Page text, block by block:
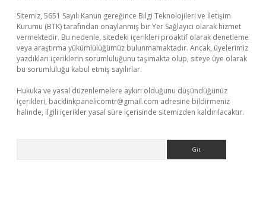
Sitemiz, 5651 Sayılı Kanun gereğince Bilgi Teknolojileri ve İletişim
Kurumu (BTK) tarafından onaylanmış bir Yer Sağlayıcı olarak hizmet
vermektedir. Bu nedenle, sitedeki içerikleri proaktif olarak denetleme
veya araştırma yükümlülüğümüz bulunmamaktadır. Ancak, üyelerimiz
yazdıkları içeriklerin sorumluluğunu taşımakta olup, siteye üye olarak
bu sorumluluğu kabul etmiş sayılırlar.
Hukuka ve yasal düzenlemelere aykırı olduğunu düşündüğünüz
içerikleri, backlinkpanelicomtr@gmail.com adresine bildirmeniz
halinde, ilgili içerikler yasal süre içerisinde sitemizden kaldırılacaktır.